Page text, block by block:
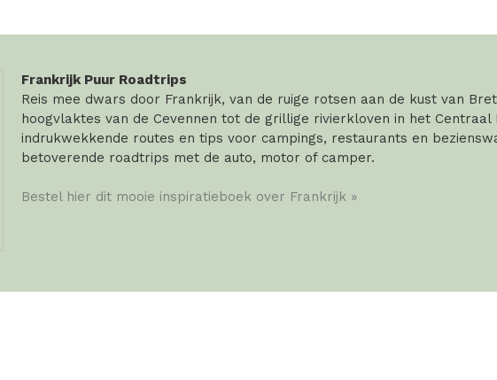
Frankrijk Puur Roadtrips
Reis mee dwars door Frankrijk, van de ruige rotsen aan de kust van
hoogvlaktes van de Cevennen tot de grillige rivierkloven in het Centraal
indrukwekkende routes en tips voor campings, restaurants en
betoverende roadtrips met de auto, motor of camper.
Bestel hier dit mooie inspiratieboek over Frankrijk »